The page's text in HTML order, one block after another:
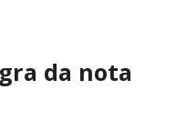
da nota